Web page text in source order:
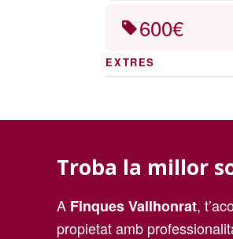
600€
EXTRES
Troba la millor
A Finques Vallhonrat,
propietat amb